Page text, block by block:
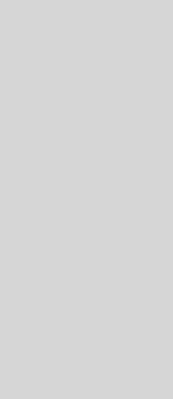
İl Başkanı İlksen